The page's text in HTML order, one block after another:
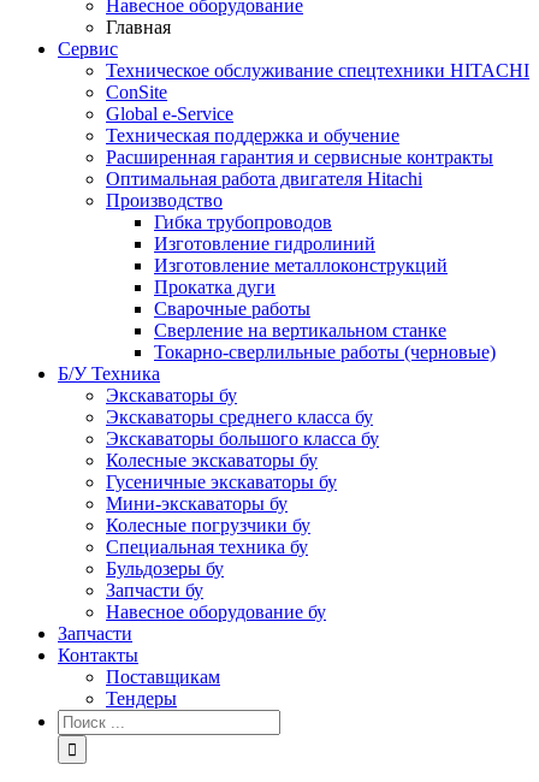
Навесное оборудование
Главная
Сервис
Техническое обслуживание спецтехники HITACHI
ConSite
Global e-Service
Техническая поддержка и обучение
Расширенная гарантия и сервисные контракты
Оптимальная работа двигателя Hitachi
Производство
Гибка трубопроводов
Изготовление гидролиний
Изготовление металлоконструкций
Прокатка дуги
Сварочные работы
Сверление на вертикальном станке
Токарно-сверлильные работы (черновые)
Б/У Техника
Экскаваторы бу
Экскаваторы среднего класса бу
Экскаваторы большого класса бу
Колесные экскаваторы бу
Гусеничные экскаваторы бу
Мини-экскаваторы бу
Колесные погрузчики бу
Специальная техника бу
Бульдозеры бу
Запчасти бу
Навесное оборудование бу
Запчасти
Контакты
Поставщикам
Тендеры
Результат
поиска: